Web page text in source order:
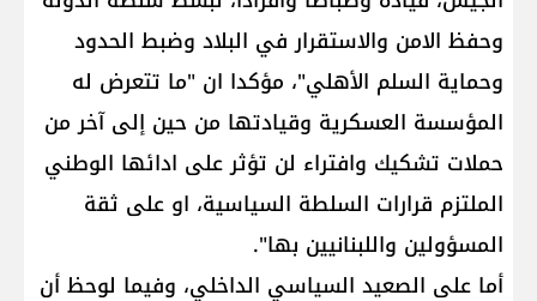
وحفظ الامن والاستقرار في البلاد وضبط الحدود
وحماية السلم الأهلي"، مؤكدا ان "ما تتعرض له
المؤسسة العسكرية وقيادتها من حين إلى آخر من
حملات تشكيك وافتراء لن تؤثر على ادائها الوطني
الملتزم قرارات السلطة السياسية، او على ثقة
المسؤولين واللبنانيين بها".
أما على الصعيد السياسي الداخلي، وفيما لوحظ أن